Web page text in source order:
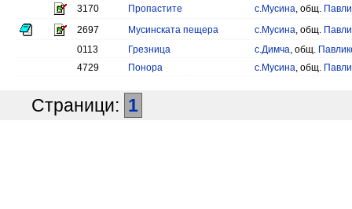
3170
Пропастите с.Мусина, общ.
2697
Мусинската пещера с.Мусина, общ.
0113
Грезница с.Димча, общ.
4729
Понора с.Мусина, общ.
Страници: 1